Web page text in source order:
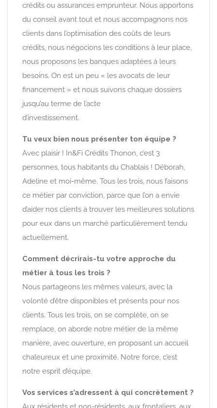
crédits ou assurances emprunteur. Nous apportons
du conseil avant tout et nous accompagnons nos
clients dans l’optimisation des coûts de leurs
crédits, nous négocions les conditions à leur place,
nous proposons les banques adaptées à leurs
besoins. On est un peu « les avocats de leur
financement » et nous suivons chaque dossiers
jusqu’au terme de l’acte
d’investissement.
Tu veux bien nous présenter ton équipe ?
Avec plaisir ! In&Fi Crédits Thonon, c’est 3
personnes, tous habitants du Chablais ! Déborah,
Adeline et moi-même. Tous les trois, nous faisons
ce métier par conviction, parce que l’on a envie
d’aider nos clients à trouver les meilleures solutions
pour eux dans un marché particulièrement tendu
actuellement.
Comment décrirais-tu votre approche du
métier à tous les trois ?
Nous partageons les mêmes valeurs, avec la
volonté d’être disponibles et présents pour nos
clients. Tous les trois, on se complète, on se
remplace, on aborde notre métier de la même
manière, avec ouverture, en proposant un accueil
chaleureux et une proximité. Notre force, c’est
notre esprit d’équipe.
Vos services s’adressent à qui concrètement ?